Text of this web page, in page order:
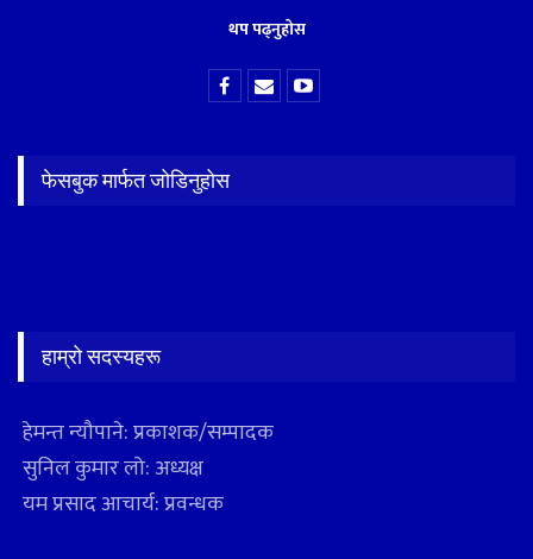
थप पढ्नुहोस
फेसबुक मार्फत जोडिनुहोस
हाम्रो सदस्यहरू
हेमन्त न्यौपाने: प्रकाशक/सम्पादक
सुनिल कुमार लो: अध्यक्ष
यम प्रसाद आचार्य: प्रवन्धक